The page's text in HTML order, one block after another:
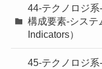
44-テクノロジ
構成要素-システ
Indicators）
45-テクノロジ